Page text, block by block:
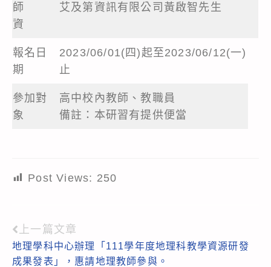
師
資
艾及第資訊有限公司黃啟智先生
報名日
期
2023/06/01(四)起至2023/06/12(一)
止
參加對
象
高中校內教師、教職員
備註：本研習有提供便當
Post Views: 250
Read
more
上一篇文章
地理學科中心辦理「111學年度地理科教學資源研發
成果發表」，惠請地理教師參與。